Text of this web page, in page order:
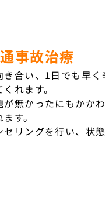
事故治療
合い、 1日でも早
れます。
無かったにもかか
す。
リングを行い、状